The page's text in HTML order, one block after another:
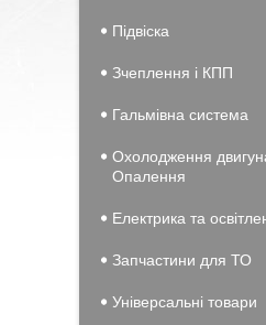
Підвіска
Зчеплення і КПП
Гальмівна система
Охолодження
Опалення
Електрика та
Запчастини для ТО
Універсальні товари